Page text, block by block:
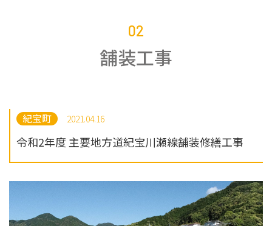
02
舗装工事
紀宝町 2021.04.16
令和2年度 主要地方道紀宝川瀬線舗装修繕工事